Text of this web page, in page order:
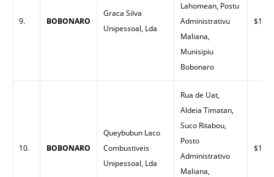
9. BOBONARO
Graca Silva
Unipessoal, Lda
Lahomean, Postu
Administrativu
Maliana,
Munisipiu
Bobonaro
$1.53
10. BOBONARO
Queybubun Laco
Combustiveis
Unipessoal, Lda
Rua de Uat,
Aldeia Timatan,
Suco Ritabou,
Posto
Administrativo
Maliana,
$1.55